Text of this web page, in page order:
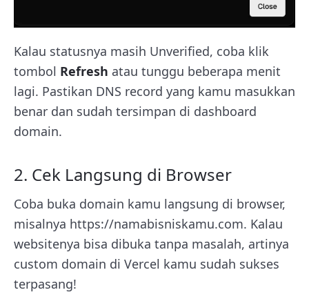
Kalau statusnya masih Unverified, coba klik
tombol Refresh atau tunggu beberapa menit
lagi. Pastikan DNS record yang kamu masukkan
benar dan sudah tersimpan di dashboard
domain.
2. Cek Langsung di Browser
Coba buka domain kamu langsung di browser,
misalnya https://namabisniskamu.com. Kalau
websitenya bisa dibuka tanpa masalah, artinya
custom domain di Vercel kamu sudah sukses
terpasang!